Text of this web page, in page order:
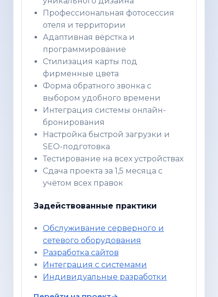
Профессиональная фотосессия
отеля и территории
Адаптивная вёрстка и
программирование
Стилизация карты под
фирменные цвета
Форма обратного звонка с
выбором удобного времени
Интеграция системы онлайн-
бронирования
Настройка быстрой загрузки и
SEO-подготовка
Тестирование на всех устройствах
Сдача проекта за 1,5 месяца с
учётом всех правок
Задействованные практики
Обслуживание серверного и
сетевого оборудования
Разработка сайтов
Интеграция с системами
Индивидуальные разработки